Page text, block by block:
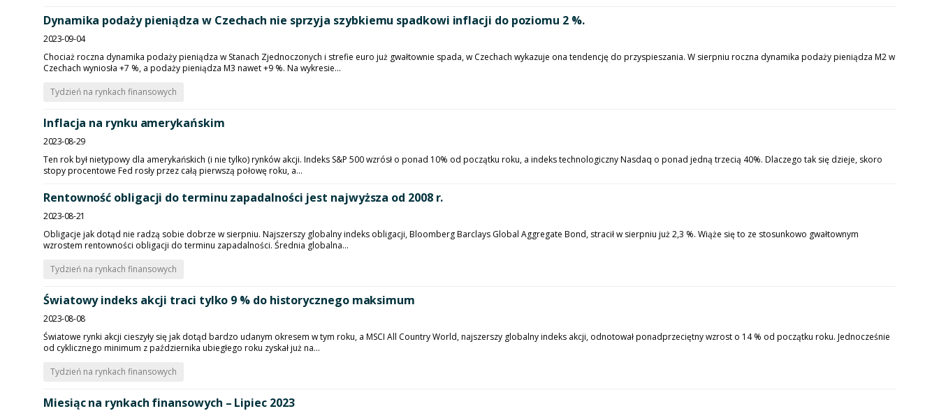
Dynamika podaży pieniądza w Czechach nie sprzyja szybkiemu spadkowi inflacji do poziomu 2 %.
2023-09-04
Chociaż roczna dynamika podaży pieniądza w Stanach Zjednoczonych i strefie euro już gwałtownie spada, w Czechach wykazuje ona tendencję do przyspieszania. W sierpniu roczna dynamika podaży pieniądza M2 w
Czechach wyniosła +7 %, a podaży pieniądza M3 nawet +9 %. Na wykresie...
Tydzień na rynkach finansowych
Inflacja na rynku amerykańskim
2023-08-29
Ten rok był nietypowy dla amerykańskich (i nie tylko) rynków akcji. Indeks S&P 500 wzrósł o ponad 10% od początku roku, a indeks technologiczny Nasdaq o ponad jedną trzecią 40%. Dlaczego tak się dzieje, skoro
stopy procentowe Fed rosły przez całą pierwszą połowę roku, a...
Rentowność obligacji do terminu zapadalności jest najwyższa od 2008 r.
2023-08-21
Obligacje jak dotąd nie radzą sobie dobrze w sierpniu. Najszerszy globalny indeks obligacji, Bloomberg Barclays Global Aggregate Bond, stracił w sierpniu już 2,3 %. Wiąże się to ze stosunkowo gwałtownym
wzrostem rentowności obligacji do terminu zapadalności. Średnia globalna...
Tydzień na rynkach finansowych
Światowy indeks akcji traci tylko 9 % do historycznego maksimum
2023-08-08
Światowe rynki akcji cieszyły się jak dotąd bardzo udanym okresem w tym roku, a MSCI All Country World, najszerszy globalny indeks akcji, odnotował ponadprzeciętny wzrost o 14 % od początku roku. Jednocześnie
od cyklicznego minimum z października ubiegłego roku zyskał już na...
Tydzień na rynkach finansowych
Miesiąc na rynkach finansowych – Lipiec 2023